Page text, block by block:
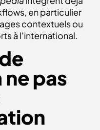
en particulier
contextuels ou
à l’international.
ne pas